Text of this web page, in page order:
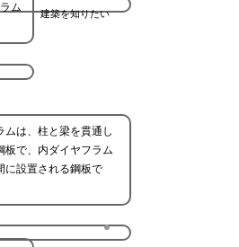
建築を知りたい
ム
ムは、柱と梁を貫通し
板で、内ダイヤフラム
に設置される鋼板で